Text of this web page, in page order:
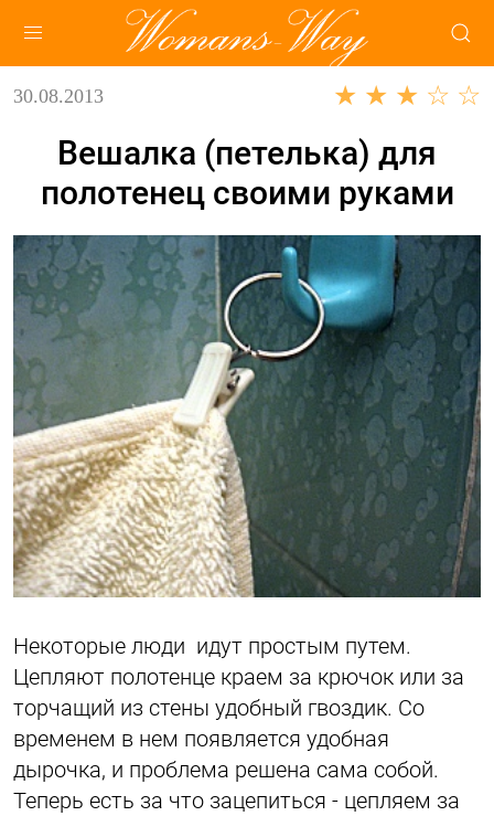
30.08.2013 ★ ★ ★ ☆ ☆
Вешалка (петелька) для
полотенец своими руками
Некоторые люди идут простым путем.
Цепляют полотенце краем за крючок или за
торчащий из стены удобный гвоздик. Со
временем в нем появляется удобная
дырочка, и проблема решена сама собой.
Теперь есть за что зацепиться - цепляем за